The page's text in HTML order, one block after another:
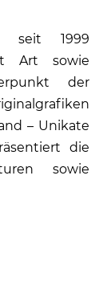
seit 1999
Art sowie
der
– Unikate
die
sowie